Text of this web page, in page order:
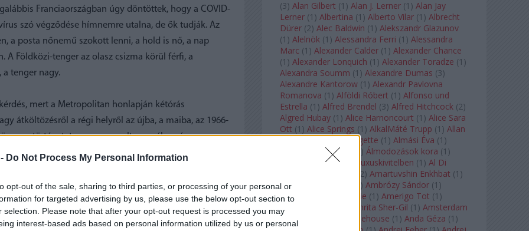
Do Not Process My Personal Information
opt-out of the sale, sharing to third parties, or processing of your personal or
for targeted advertising by us, please use the below opt-out section to
selection. Please note that after your opt-out request is processed you may
interest-based ads based on personal information utilized by us or personal
Franciaországban úgy döntöttek, hogy a COVID-
szó végződése hímnemre utalna, de ők tudják. Az
a posta nőnemű szokott lenni, a hold is nő, a nap
Földközi-tenger az olasz csizma körül férfi, a
a tenger nagy.
mert a Metropolitan honlapján kétórás
átköltözésről a régi helyről az újba, a maiba, az 1966-
a történetet, egyszerre volt személyes és
ma már nem tehetnék meg, Alfred Hubayval, aki 62
Leontyne Price-szal, ő még csak 93 éves,
hősnője. És közben mesélik a színrevitel izgalmait,
szinte minden, hiszen a színpadi seregeket el
akkor túl rövid a Samuel Barber által komponált
(3) Alan Gilbert (1 ) Alan J. Lerner (1 ) Alan Jay
Lerner (1 ) Albertina (1 ) Alberto Vilar (1 ) Albrecht
Dürer (2) Alec Baldwin (1 ) Alekszandr Glazunov
(1 ) Alelnök (1 ) Alessandra Ferri (1 ) Alessandra
Marc (1 ) Alexander Calder (1 ) Alexander Chance
(1 ) Alexander Lonquich (1 ) Alexander Toradze (1 )
Alexandra Soumm (1 ) Alexandre Dumas (3)
Alexandre Kantorow (1 ) Alexandr Pavlovna
Romanova (1 ) Alföldi Róbert (1 ) Alfonso und
Estrella (1 ) Alfred Brendel (3) Alfred Hitchcock (2)
Algred Hubay (1 ) Alice Harnoncourt (1 ) Alice Sara
Ott (1 ) Alice Springs (1 ) AlkalMáté Trupp (1 ) Allan
Clayton (1) Allen Midgette (1 ) Almási Éva (1 )
Almásy László Ede
) Álmodozások kora (1 )
(1 Álom luxuskivitelben (1 ) Al Di
2) Amartuvshin Enkhbat (1 )
Ambroise Thomas
) Ambrózy Sándor (1 )
Ambrus Kyri
Amélie (1 ) Amerigo Tot (1 )
Amikor Galéria
Amrita Sher-Gil (1 ) Amsterdam
Baroque
Amy Winehouse (1 ) Anda Géza (1 )